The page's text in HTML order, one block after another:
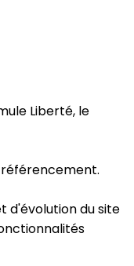
Liberté, le
référencement.
d'évolution du site